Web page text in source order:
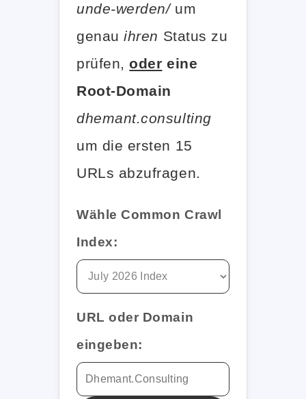
unde-werden/um
genauihren Status zu
prüfen,oder eine
Root-Domain
dhemant.consulting
um die ersten 15
URLs abzufragen.
Wähle Common Crawl
Index:
URL oder Domain
eingeben: